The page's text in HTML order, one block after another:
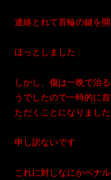
連絡とれて首輪の鍵を
ほっとしました
しかし、傷は一晩で治
うでしたので一時的に
ただくことになりました
申し訳ないです
これに対しなにかペナ